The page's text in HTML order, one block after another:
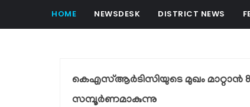
HOME NEWSDESK DISTRICT NEWS
കെഎസ്ആർടിസിയുടെ മുഖം മാറ്റാൻ
സമ്പൂർണമാകുന്നു